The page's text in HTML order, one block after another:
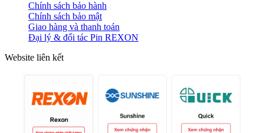
Chính sách bảo hành
Chính sách bảo mật
Giao hàng và thanh toán
Đại lý & đối tác Pin REXON
Website liên kết